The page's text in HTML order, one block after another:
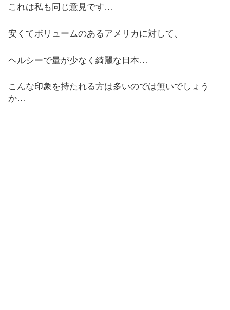
これは私も同じ意見です…
安くてボリュームのあるアメリカに対して、
ヘルシーで量が少なく綺麗な日本…
こんな印象を持たれる方は多いのでは無いでしょう
か…